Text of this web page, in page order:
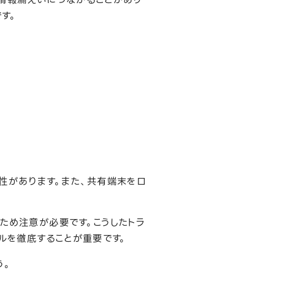
。
あります。また、共有端末をロ
注意が必要です。こうしたトラ
徹底することが重要です。